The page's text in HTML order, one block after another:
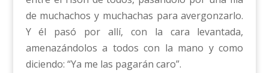
de muchachos y muchachas para avergonzarlo.
Y él pasó por allí, con la cara levantada,
amenazándolos a todos con la mano y como
diciendo: “Ya me las pagarán caro”.